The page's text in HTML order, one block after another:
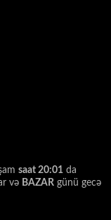
saat 20:01 da
və BAZAR günü gecə